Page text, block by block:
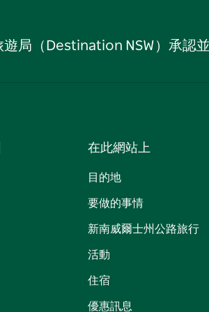
遊局（Destination NSW）承認
在此網站上
目的地
要做的事情
新南威爾士州公路旅行
活動
住宿
優惠訊息